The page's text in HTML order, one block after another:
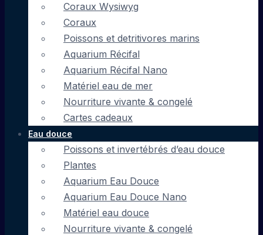
Coraux Wysiwyg
Coraux
Poissons et detritivores marins
Aquarium Récifal
Aquarium Récifal Nano
Matériel eau de mer
Nourriture vivante & congelé
Cartes cadeaux
Eau douce
Poissons et invertébrés d’eau douce
Plantes
Aquarium Eau Douce
Aquarium Eau Douce Nano
Matériel eau douce
Nourriture vivante & congelé